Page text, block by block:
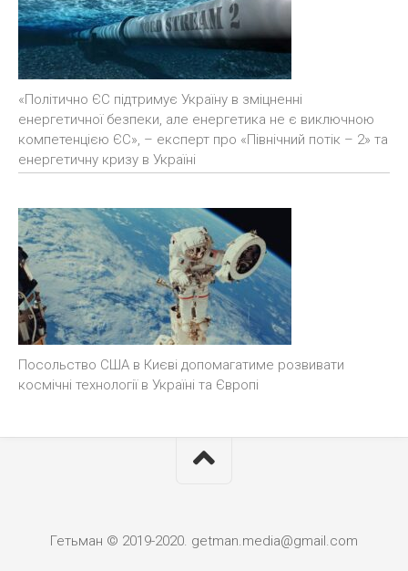
«Політично ЄС підтримує Україну в зміцненні
енергетичної безпеки, але енергетика не є виключною
компетенцією ЄС», – експерт про «Північний потік – 2» та
енергетичну кризу в Україні
Посольство США в Києві допомагатиме розвивати
космічні технології в Україні та Європі
Гетьман © 2019-2020. getman.media@gmail.com